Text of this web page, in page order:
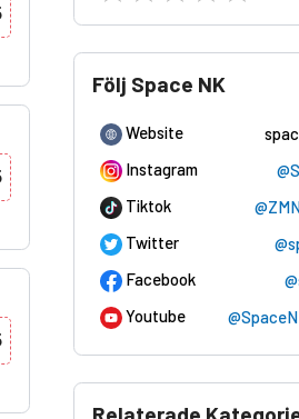
Följ Space NK
Website
Instagram
Tiktok
Twitter
Facebook
Youtube